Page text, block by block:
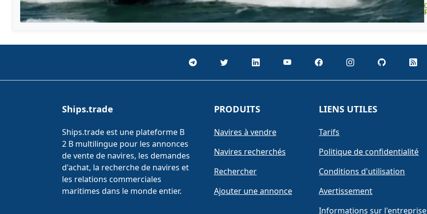
Ships.trade
Ships.trade est une plateforme B
2 B multilingue pour les annonces
de vente de navires, les demandes
d'achat, la recherche de navires et
les relations commerciales
maritimes dans le monde entier.
PRODUITS
Navires à vendre
Navires recherchés
Rechercher
Ajouter une annonce
LIENS UTILES
Tarifs
Politique de confidentialité
Conditions d'utilisation
Avertissement
Informations sur l'entreprise